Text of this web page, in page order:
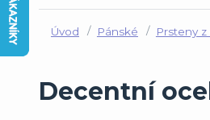
Úvod Pánské Prsteny
Decentní